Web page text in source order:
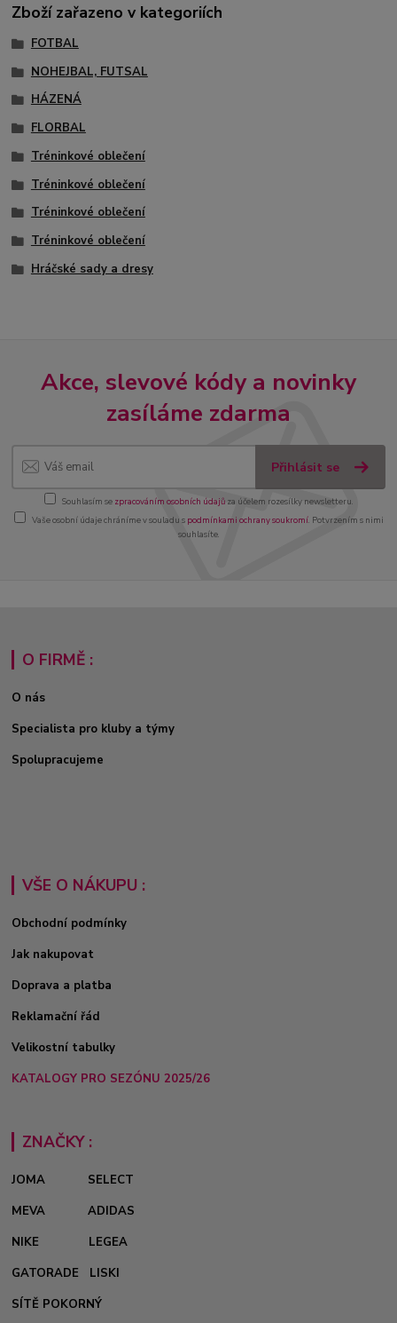
Zboží zařazeno v kategoriích
FOTBAL
NOHEJBAL, FUTSAL
HÁZENÁ
FLORBAL
Tréninkové oblečení
Tréninkové oblečení
Tréninkové oblečení
Tréninkové oblečení
Hráčské sady a dresy
Akce, slevové kódy a novinky
zasíláme zdarma
Přihlásit se
Souhlasím se zpracováním osobních údajůza účelem rozesílky newsletteru.
Vaše osobní údaje chráníme v souladu s podmínkami ochrany soukromí. Potvrzením s nimi
souhlasíte.
O FIRMĚ :
O nás
Specialista pro kluby a týmy
Spolupracujeme
VŠE O NÁKUPU :
Obchodní podmínky
Jak nakupovat
Doprava a platba
Reklamační řád
Velikostní tabulky
KATALOGY PRO SEZÓNU 2025/26
ZNAČKY :
JOMA
SELECT
MEVA
ADIDAS
NIKE
LEGEA
GATORADE
LISKI
SÍTĚ POKORNÝ